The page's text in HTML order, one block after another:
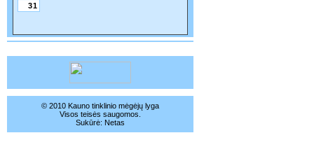
31
© 2010 Kauno tinklinio mėgėjų lyga
Visos teisės saugomos.
Sukūrė: Netas